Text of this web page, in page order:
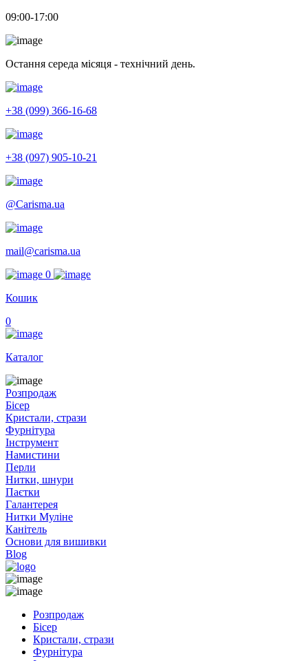
09:00-17:00
Остання середа місяця - технічний день.
+38 (099) 366-16-68
+38 (097) 905-10-21
@Carisma.ua
mail@carisma.ua
0
Кошик
0
Каталог
Розпродаж
Бісер
Кристали, стрази
Фурнітура
Інструмент
Намистини
Перли
Нитки, шнури
Паєтки
Галантерея
Нитки Муліне
Канітель
Основи для вишивки
Blog
Розпродаж
Бісер
Кристали, стрази
Фурнітура